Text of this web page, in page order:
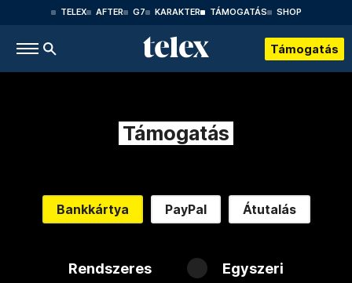
TELEX AFTER G7 KARAKTER TÁMOGATÁS SHOP
Támogatás
Támogatás
Bankkártya PayPal Átutalás
Rendszeres Egyszeri